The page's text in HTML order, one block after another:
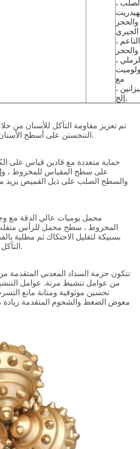
،
والحجر
الجيري
الناعم ،
والحجر
،
مع
،
إلخ.
تم تعزيز مقاومة التآكل للأسنان من
التنجستن على أسطح الأسنان لقمة الأسنان الفولاذية.
حماية متعددة مع قادين قياس على
على سطح المقياس للمخروط ،
والسطح الصلب على ذيل القميص يزيد
محمل يوميات عالي الدقة مع
المخروط ، سطح محمل للرأس
بسبيكة لتقليل الاحتكاك ثم مطلية
التآكل والاستيلاء على المحمل.
تتكون حزمة السداد المعدني المتقدمة
من عوامل تنشيط مرنة. عوامل
تحسين موثوقية ومتانة مانع
معوض الضغط والشحوم المتقدمة زيادة